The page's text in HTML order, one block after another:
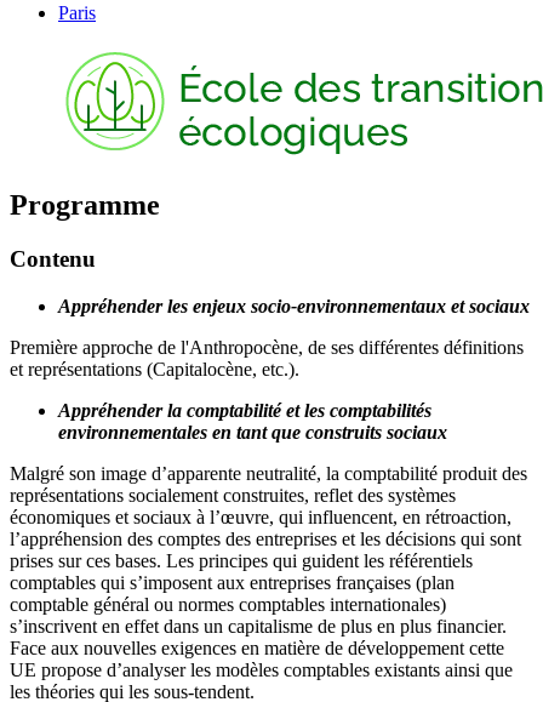
Paris
Programme
Contenu
Appréhender les enjeux socio-environnementaux et sociaux
Première approche de l'Anthropocène, de ses différentes définitions
et représentations (Capitalocène, etc.).
Appréhender la comptabilité et les comptabilités
environnementales en tant que construits sociaux
Malgré son image d’apparente neutralité, la comptabilité produit des
représentations socialement construites, reflet des systèmes
économiques et sociaux à l’œuvre, qui influencent, en rétroaction,
l’appréhension des comptes des entreprises et les décisions qui sont
prises sur ces bases. Les principes qui guident les référentiels
comptables qui s’imposent aux entreprises françaises (plan
comptable général ou normes comptables internationales)
s’inscrivent en effet dans un capitalisme de plus en plus financier.
Face aux nouvelles exigences en matière de développement cette
UE propose d’analyser les modèles comptables existants ainsi que
les théories qui les sous-tendent.